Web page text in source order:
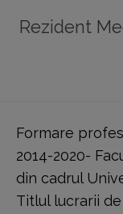
Rezident
Formare
2014-2020-
din cadrul
Titlul lucrarii